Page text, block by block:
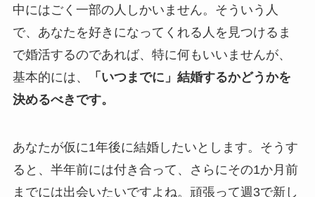
中にはごく一部の人しかいません。そういう人
で、あなたを好きになってくれる人を見つけるま
で婚活するのであれば、特に何もいいませんが、
基本的には、
「いつまでに」結婚するかどうかを
決めるべきです。
あなたが仮に1年後に結婚したいとします。そうす
ると、半年前には付き合って、さらにその1か月前
までには出会いたいですよね。頑張って週3で新し